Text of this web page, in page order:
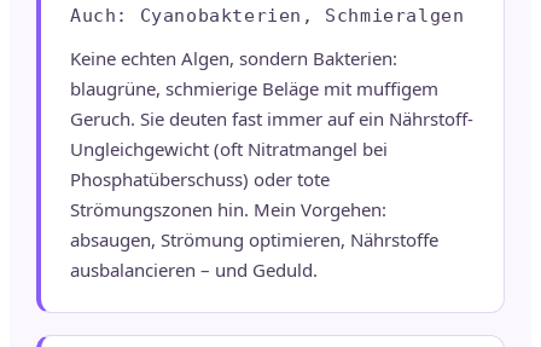
Auch: Cyanobakterien, Schmieralgen
Keine echten Algen, sondern Bakterien:
blaugrüne, schmierige Beläge mit muffigem
Geruch. Sie deuten fast immer auf ein Nährstoff-
Ungleichgewicht (oft Nitratmangel bei
Phosphatüberschuss) oder tote
Strömungszonen hin. Mein Vorgehen:
absaugen, Strömung optimieren, Nährstoffe
ausbalancieren – und Geduld.